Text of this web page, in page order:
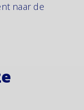
naar de